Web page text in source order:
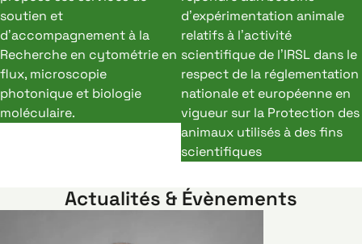
soutien et
d’accompagnement à la
Recherche en cytométrie en
flux, microscopie
photonique et biologie
moléculaire.
d’expérimentation animale
relatifs à l’activité
scientifique de l’IRSL dans le
respect de la réglementation
nationale et européenne en
vigueur sur la Protection des
animaux utilisés à des fins
scientifiques
Actualités & Évènements